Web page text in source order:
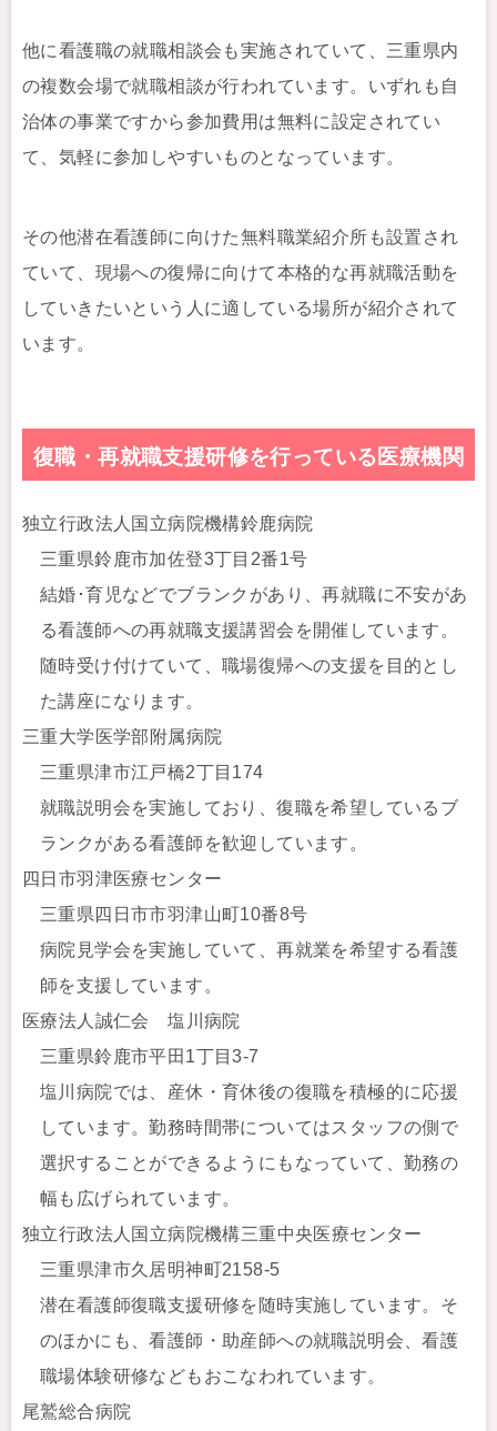
他に看護職の就職相談会も実施されていて、三重県内
の複数会場で就職相談が行われています。いずれも自
治体の事業ですから参加費用は無料に設定されてい
て、気軽に参加しやすいものとなっています。
その他潜在看護師に向けた無料職業紹介所も設置され
ていて、現場への復帰に向けて本格的な再就職活動を
していきたいという人に適している場所が紹介されて
います。
復職・再就職支援研修を行っている医療機関
独立行政法人国立病院機構鈴鹿病院
三重県鈴鹿市加佐登3丁目2番1号
結婚･育児などでブランクがあり、再就職に不安があ
る看護師への再就職支援講習会を開催しています。
随時受け付けていて、職場復帰への支援を目的とし
た講座になります。
三重大学医学部附属病院
三重県津市江戸橋2丁目174
就職説明会を実施しており、復職を希望しているブ
ランクがある看護師を歓迎しています。
四日市羽津医療センター
三重県四日市市羽津山町10番8号
病院見学会を実施していて、再就業を希望する看護
師を支援しています。
医療法人誠仁会 塩川病院
三重県鈴鹿市平田1丁目3-7
塩川病院では、産休・育休後の復職を積極的に応援
しています。勤務時間帯についてはスタッフの側で
選択することができるようにもなっていて、勤務の
幅も広げられています。
独立行政法人国立病院機構三重中央医療センター
三重県津市久居明神町2158-5
潜在看護師復職支援研修を随時実施しています。そ
のほかにも、看護師・助産師への就職説明会、看護
職場体験研修などもおこなわれています。
尾鷲総合病院